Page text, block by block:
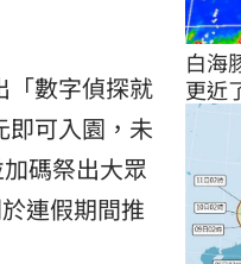
「數字偵探就
即可入園，未
碼祭出大眾
連假期間推
白海
更近